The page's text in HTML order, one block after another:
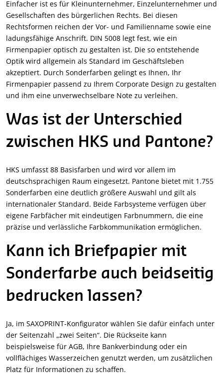
Einfacher ist es für Kleinunternehmer, Einzelunternehmer und
Gesellschaften des bürgerlichen Rechts. Bei diesen
Rechtsformen reichen der Vor- und Familienname sowie eine
ladungsfähige Anschrift. DIN 5008 legt fest, wie ein
Firmenpapier optisch zu gestalten ist. Die so entstehende
Optik wird allgemein als Standard im Geschäftsleben
akzeptiert. Durch Sonderfarben gelingt es Ihnen, Ihr
Firmenpapier passend zu Ihrem Corporate Design zu gestalten
und ihm eine unverwechselbare Note zu verleihen.
Was ist der Unterschied
zwischen HKS und Pantone?
HKS umfasst 88 Basisfarben und wird vor allem im
deutschsprachigen Raum eingesetzt. Pantone bietet mit 1.755
Sonderfarben eine deutlich größere Auswahl und gilt als
internationaler Standard. Beide Farbsysteme verfügen über
eigene Farbfächer mit eindeutigen Farbnummern, die eine
präzise und verlässliche Farbkommunikation ermöglichen.
Kann ich Briefpapier mit
Sonderfarbe auch beidseitig
bedrucken lassen?
Ja, im SAXOPRINT‑Konfigurator wählen Sie dafür einfach unter
der Seitenzahl „zwei Seiten“. Die Rückseite kann
beispielsweise für AGB, Ihre Bankverbindung oder ein
vollflächiges Wasserzeichen genutzt werden, um zusätzlichen
Platz für Informationen zu schaffen.